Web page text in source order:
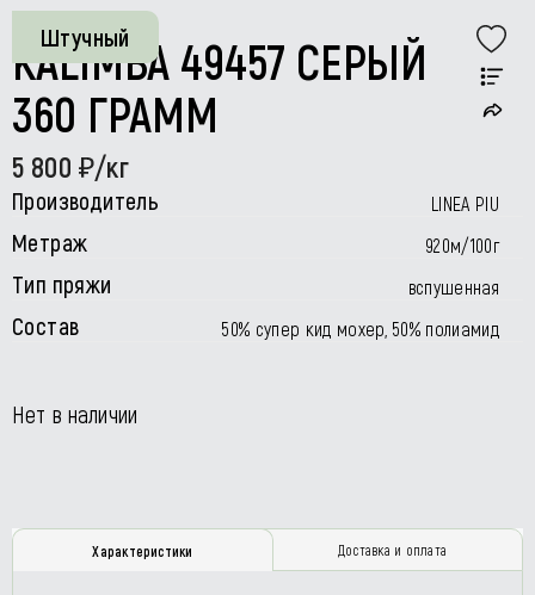
Штучный
KALIMBA 49457 СЕРЫЙ
360 ГРАММ
5 800 /кг
Производитель LINEA PIU
Метраж 920м/100г
Тип пряжи вспушенная
Состав 50% супер кид мохер, 50% полиамид
Нет в наличии
Характеристики Доставка и оплата